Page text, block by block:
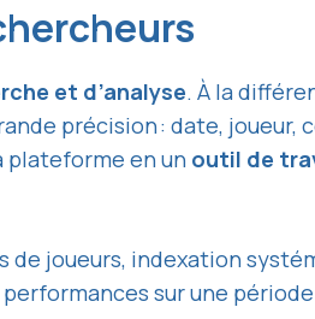
et d’analyse. À la
précision : date, joueur,
plateforme en un outil de
de joueurs, indexation
sur une